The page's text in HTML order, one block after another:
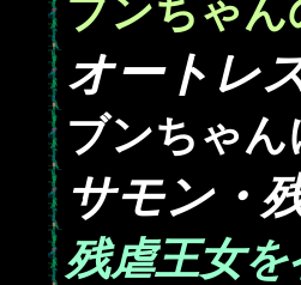
ブンちゃん
オートレ
ブンちゃん
サモン・
残虐王女を